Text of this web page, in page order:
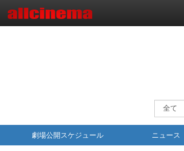
劇場公開スケジュール ニュース